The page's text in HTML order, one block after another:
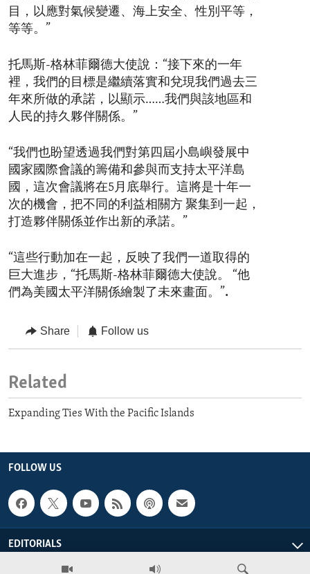
目，以應對氣候變遷、海上安全、性別平等，
等等。”
托馬斯-格林菲爾德大使說：“接下來的一年
裡，我們的目標是繼續落實和兌現我們過去三
年來所做的承諾，以顯示……我們與該地區和
人民的持久夥伴關係。”
“我們也盼望透過我們對第四屆小島嶼發展中
國家國際會議的籌備和參與而支持太平洋島
國，這次會議將在5月底舉行。這將是十年一
次的機會，把不同的利益相關方 聚集到一起，
打造夥伴關係並作出新的承諾。”
“這些行動加在一起，反映了我們一道取得的
巨大進步，“托馬斯-格林菲爾德大使說。 “他
們為美國太平洋關係繪製了未來畫面。”.
Share Follow us
Related
Expanding Ties With the Pacific Islands
FOLLOW US
EDITORIALS